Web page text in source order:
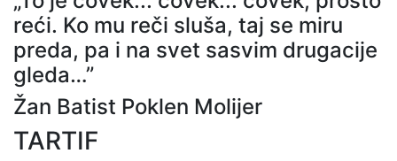
reći. Ko mu reči sluša, taj se miru
preda, pa i na svet sasvim drugacije
gleda…”
Žan Batist Poklen Molijer
TARTIF